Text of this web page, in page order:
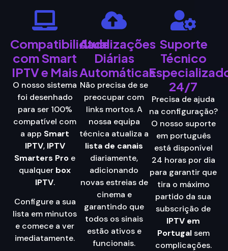
Compatibilidade
com Smart
IPTV e Mais
O nosso sistema
foi desenhado
para ser 100%
compatível com
a app Smart
IPTV, IPTV
Smarters Pro e
qualquer box
IPTV.
Configure a sua
lista em minutos
e comece a ver
imediatamente.
Atualizações
Diárias
Automáticas
Não precisa de se
preocupar com
links mortos. A
nossa equipa
técnica atualiza a
lista de canais
diariamente,
adicionando
novas estreias de
cinema e
garantindo que
todos os sinais
estão ativos e
funcionais.
Suporte
Técnico
24/7
Precisa de ajuda
na configuração?
O nosso suporte
em português
está disponível
24 horas por dia
para garantir que
tira o máximo
partido da sua
subscrição de
IPTV em
Portugalsem
complicações.